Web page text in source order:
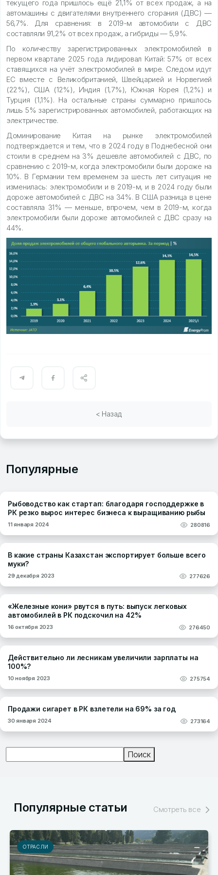
текущего года пришлось ещё 21,1% от всех продаж, а на
автомашины с двигателями внутреннего сгорания (ДВС) —
56,7%. Для сравнения: в 2019-м автомобили с ДВС
составляли 91,2% от всех продаж, а гибриды — 5,9%.
По количеству зарегистрированных электромобилей в
первом квартале 2025 года лидировал Китай: 57% от всех
ставящихся на учёт электромобилей в мире. Следом идут
ЕС вместе с Великобританией, Швейцарией и Норвегией
(22%), США (12%), Индия (1,7%), Южная Корея (1,2%) и
Турция (1,1%). На остальные страны суммарно пришлось
лишь 5% зарегистрированных автомобилей, работающих на
электричестве.
Доминирование Китая на рынке электромобилей
подтверждается и тем, что в 2024 году в Поднебесной они
стоили в среднем на 3% дешевле автомобилей с ДВС, по
сравнению с 2019-м, когда электромобили были дороже на
10%. В Германии тем временем за шесть лет ситуация не
изменилась: электромобили и в 2019-м, и в 2024 году были
дороже автомобилей с ДВС на 34%. В США разница в цене
составляла 31% — меньше, впрочем, чем в 2019-м, когда
электромобили были дороже автомобилей с ДВС сразу на
44%.
< Назад
Популярные
Рыбоводство как стартап: благодаря господдержке в
РК резко вырос интерес бизнеса к выращиванию рыбы
11 января 2024 280816
В какие страны Казахстан экспортирует больше всего
муки?
29 декабря 2023 277626
«Железные кони» рвутся в путь: выпуск легковых
автомобилей в РК подскочил на 42%
16 октября 2023 276450
Действительно ли лесникам увеличили зарплаты на
100%?
10 ноября 2023 275754
Продажи сигарет в РК взлетели на 69% за год
30 января 2024 273164
Поиск
Популярные статьи Смотреть все
РЫНКИ